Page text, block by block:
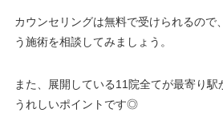
カウンセリングは無料で受けられるので
う施術を相談してみましょう。
また、展開している11院全てが最寄り駅
うれしいポイントです◎